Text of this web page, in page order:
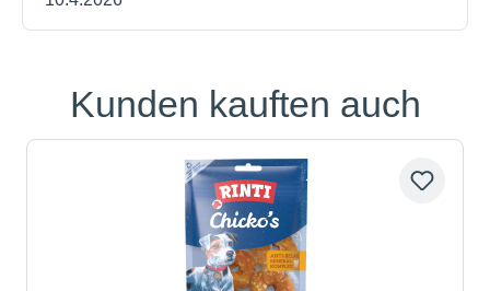
Produktgalerie überspringen
Kunden kauften auch